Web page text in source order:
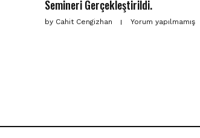
Semineri Gerçekleştirildi.
by Cahit Cengizhan Yorum yapılmamış